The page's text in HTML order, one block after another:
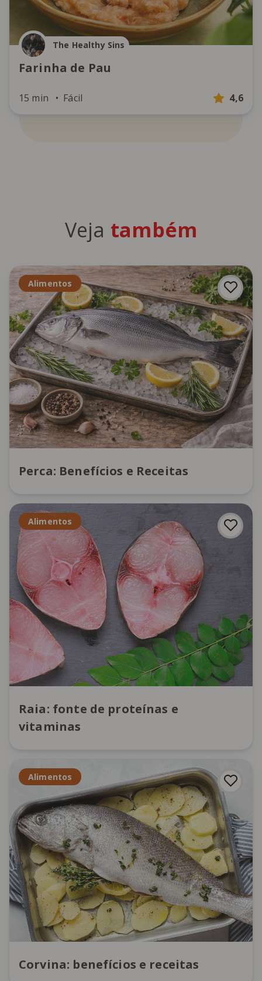
The Healthy Sins
Farinha de Pau
15 min Fácil 4,6
Veja também
Alimentos
Perca: Benefícios e Receitas
Alimentos
Raia: fonte de proteínas e
vitaminas
Alimentos
Corvina: benefícios e receitas